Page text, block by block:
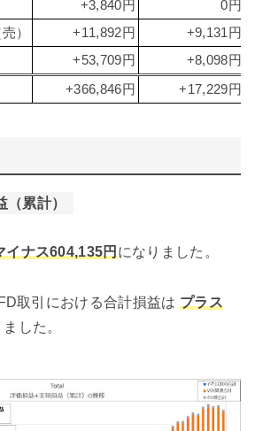
+3,840円
0円
）
+11,892円
+9,131円
+53,709円 +8,098円
+366,846円 +17,229円
累計）
イナス604,135円 になりました。
取引における合計損益は プラス
した。